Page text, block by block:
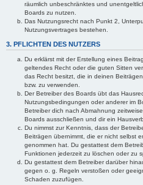
räumlich unbeschränktes und
Boards zu nutzen.
Das Nutzungsrecht nach Punkt 2,
Nutzungsvertrages bestehen.
3. PFLICHTEN DES NUTZERS
Du erklärst mit der Erstellung eines
geltendes Recht oder die guten Sitten
das Recht besitzt, die in deinen
bzw. zu verwenden.
Der Betreiber des Boards übt das
Nutzungsbedingungen oder anderer im
Betreiber dich nach Abmahnung
Boards ausschließen und dir ein
Du nimmst zur Kenntnis, dass der
Beiträgen übernimmt, die er nicht selbst
genommen hat. Du gestattest dem
Funktionen jederzeit zu löschen oder zu
Du gestattest dem Betreiber darüber
gegen o. g. Regeln verstoßen oder
Schaden zuzufügen.